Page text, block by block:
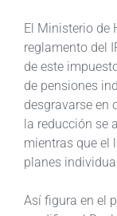
El Ministerio de
reglamento del
de este
de pensiones
desgravarse en
la reducción se
mientras que el
planes
Así figura en el